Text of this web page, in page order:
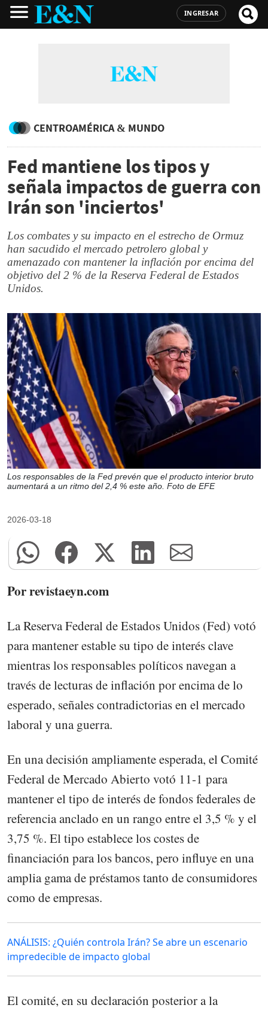
INGRESAR
CENTROAMÉRICA & MUNDO
Fed mantiene los tipos y
señala impactos de guerra con
Irán son 'inciertos'
Los combates y su impacto en el estrecho de Ormuz
han sacudido el mercado petrolero global y
amenazado con mantener la inflación por encima del
objetivo del 2 % de la Reserva Federal de Estados
Unidos.
Los responsables de la Fed prevén que el producto interior bruto
aumentará a un ritmo del 2,4 % este año. Foto de EFE
2026-03-18
Por revistaeyn.com
La Reserva Federal de Estados Unidos (Fed) votó
para mantener estable su tipo de interés clave
mientras los responsables políticos navegan a
través de lecturas de inflación por encima de lo
esperado, señales contradictorias en el mercado
laboral y una guerra.
En una decisión ampliamente esperada, el Comité
Federal de Mercado Abierto votó 11-1 para
mantener el tipo de interés de fondos federales de
referencia anclado en un rango entre el 3,5 % y el
3,75 %. El tipo establece los costes de
financiación para los bancos, pero influye en una
amplia gama de préstamos tanto de consumidores
como de empresas.
ANÁLISIS: ¿Quién controla Irán? Se abre un escenario
impredecible de impacto global
El comité, en su declaración posterior a la